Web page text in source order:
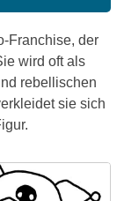
Franchise, der
wird oft als
rebellischen
sie sich